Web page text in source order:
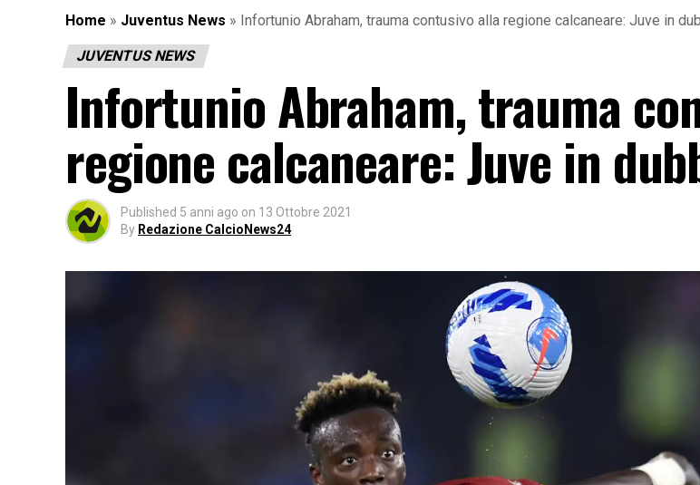
Home » Juventus News » Infortunio Abraham, trauma contusivo alla regione calcaneare: Juve in
JUVENTUS NEWS
Infortunio Abraham, trauma
regione calcaneare: Juve in
Published 5 anni ago on 13 Ottobre 2021
By Redazione CalcioNews24